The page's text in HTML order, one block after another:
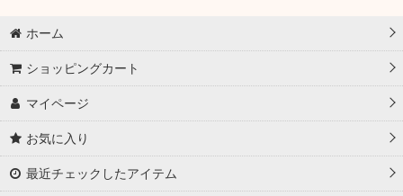
ホーム
ショッピングカート
マイページ
お気に入り
最近チェックしたアイテム